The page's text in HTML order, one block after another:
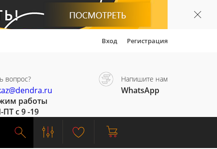
Вход Регистрация
вопрос?
работы
с 9 -19
Напишите нам
WhatsApp